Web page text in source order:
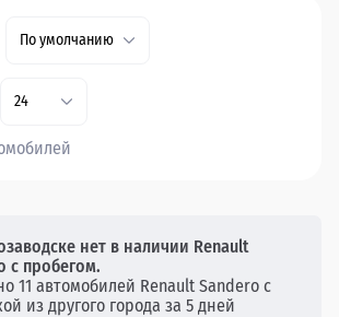
По умолчанию
24
нет в наличии Renault
с пробегом.
11 автомобилей Renault Sandero с
из другого города за 5 дней